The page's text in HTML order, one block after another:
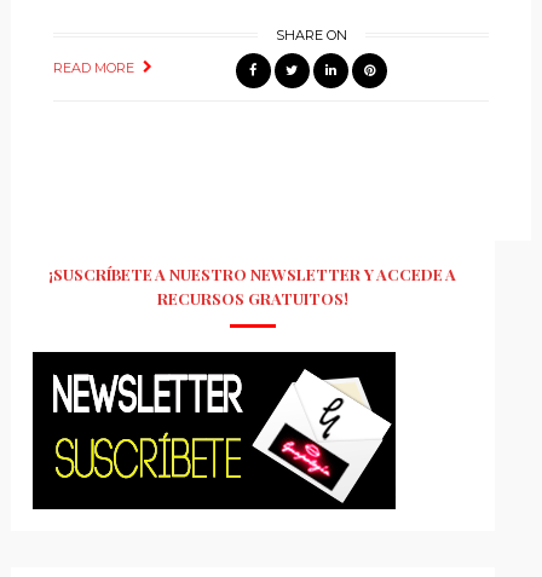
READ MORE
SHARE ON
¡SUSCRÍBETE A NUESTRO NEWSLETTER Y ACCEDE A
RECURSOS GRATUITOS!